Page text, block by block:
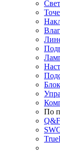
По
Q&F